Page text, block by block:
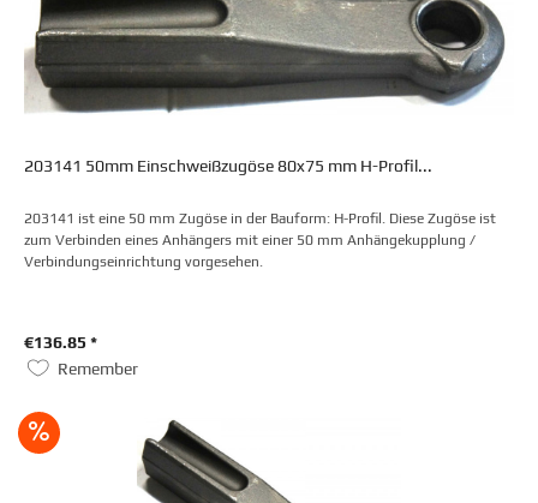
203141 50mm Einschweißzugöse 80x75 mm H-Profil...
203141 ist eine 50 mm Zugöse in der Bauform: H-Profil. Diese Zugöse ist
zum Verbinden eines Anhängers mit einer 50 mm Anhängekupplung /
Verbindungseinrichtung vorgesehen.
€136.85 *
Remember